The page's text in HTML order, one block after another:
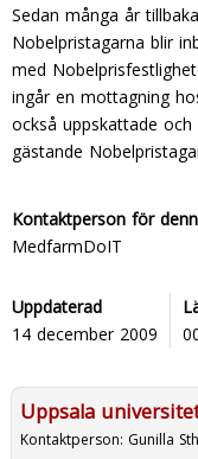
Sedan många år
Nobelpristagarna blir
med
ingår en mottagning
också uppskattade
gästande
Kontaktperson för
MedfarmDoIT
Uppdaterad
14 december 2009
Uppsala
Kontaktperson: Gunilla